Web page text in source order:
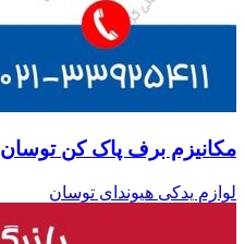
مکانیزم برف پاک کن توسان
لوازم یدکی هیوندای توسان